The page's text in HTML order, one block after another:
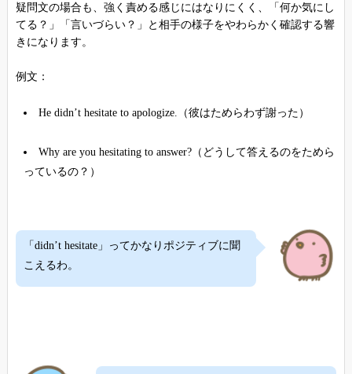
疑問文の場合も、強く責める感じにはなりにくく、「何か気にし
てる？」「言いづらい？」と相手の様子をやわらかく確認する響
きになります。
例文：
He didn’t hesitate to apologize.（彼はためらわず謝った）
Why are you hesitating to answer?（どうして答えるのをためら
っているの？）
「didn’t hesitate」ってかなりポジティブに聞
こえるわ。